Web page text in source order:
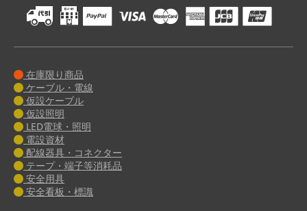
在庫限り商品
ケーブル・電線
仮設ケーブル
仮設照明
LED電球・照明
電設資材
配線器具・コネクター
テープ・端子等消耗品
安全用具
安全看板・標識